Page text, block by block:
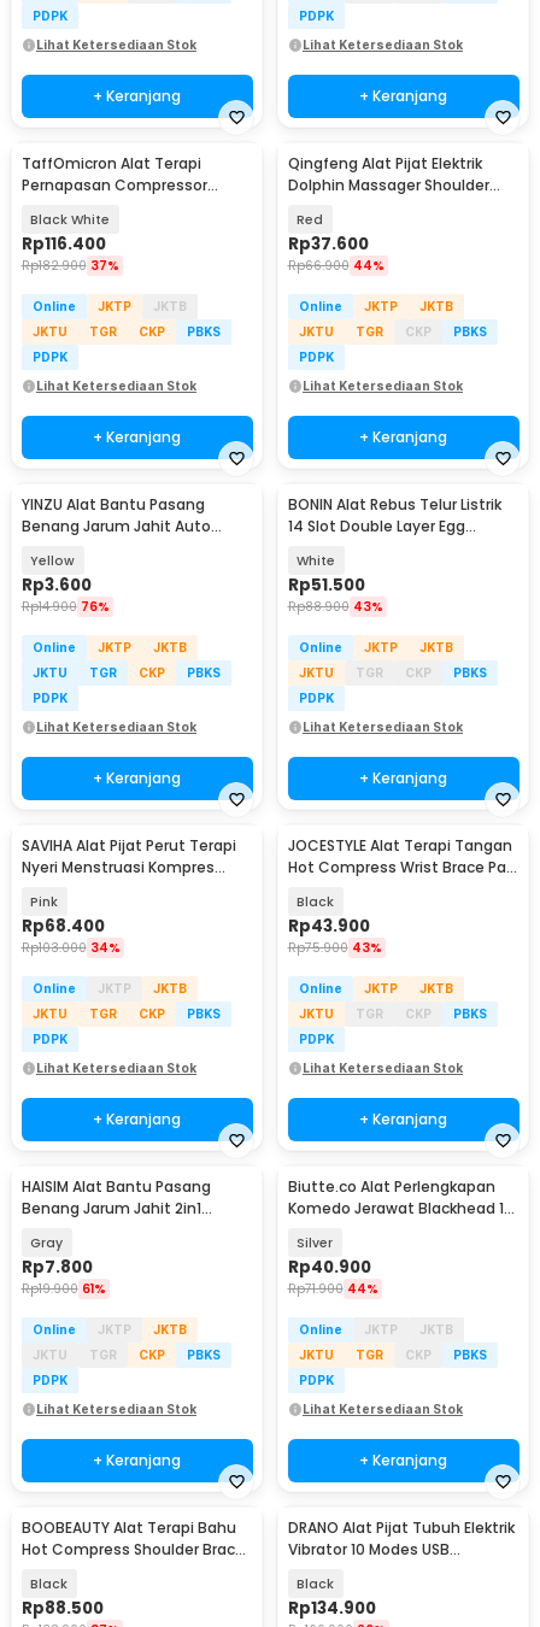
PDPK
Lihat Ketersediaan Stok
+ Keranjang
PDPK
Lihat Ketersediaan Stok
+ Keranjang
TaffOmicron Alat Terapi
Pernapasan Compressor
Black White
Rp116.400
Rp182.900 37%
Online JKTP
JKTB
JKTU
TGR CKP
PBKS
PDPK
Lihat Ketersediaan Stok
+ Keranjang
Qingfeng Alat Pijat Elektrik
Dolphin Massager Shoulder
Red
Rp37.600
Rp66.900 44%
Online JKTP
JKTB
JKTU
TGR CKP
PBKS
PDPK
Lihat Ketersediaan Stok
+ Keranjang
YINZU Alat Bantu Pasang
Benang Jarum Jahit Auto
Yellow
Rp3.600
Rp14.900 76%
Online JKTP
JKTB
JKTU
TGR CKP
PBKS
PDPK
Lihat Ketersediaan Stok
+ Keranjang
BONIN Alat Rebus Telur Listrik
14 Slot Double Layer Egg
White
Rp51.500
Rp88.900 43%
Online JKTP
JKTB
JKTU
TGR CKP
PBKS
PDPK
Lihat Ketersediaan Stok
+ Keranjang
SAVIHA Alat Pijat Perut Terapi
Nyeri Menstruasi Kompres
Pink
Rp68.400
Rp103.000 34%
Online JKTP
JKTB
JKTU
TGR CKP
PBKS
PDPK
Lihat Ketersediaan Stok
+ Keranjang
JOCESTYLE Alat Terapi Tangan
Hot Compress Wrist Brace Pain
Black
Rp43.900
Rp75.900 43%
Online JKTP
JKTB
JKTU
TGR CKP
PBKS
PDPK
Lihat Ketersediaan Stok
+ Keranjang
HAISIM Alat Bantu Pasang
Benang Jarum Jahit 2in1
Gray
Rp7.800
Rp19.900 61%
Online JKTP
JKTB
JKTU
TGR CKP
PBKS
PDPK
Lihat Ketersediaan Stok
+ Keranjang
Biutte.co Alat Perlengkapan
Komedo Jerawat Blackhead 14
Silver
Rp40.900
Rp71.900 44%
Online JKTP
JKTB
JKTU
TGR CKP
PBKS
PDPK
Lihat Ketersediaan Stok
+ Keranjang
BOOBEAUTY Alat Terapi Bahu
Hot Compress Shoulder Brace
Black
Rp88.500
DRANO Alat Pijat Tubuh Elektrik
Vibrator 10 Modes USB
Black
Rp134.900